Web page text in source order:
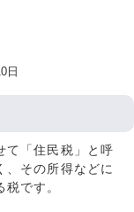
日
て「住民税」と呼
、その所得などに
です。